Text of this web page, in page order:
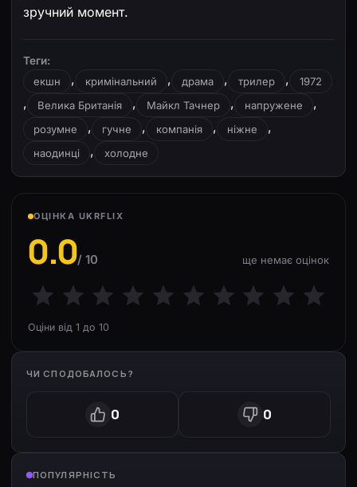
зручний момент.
Теги:
екшн
, кримінальний , драма , трилер , 1972
, Велика Британія , Майкл Тачнер , напружене ,
розумне , гучне , компанія , ніжне ,
наодинці , холодне
ОЦІНКА UKRFLIX
0.0/ 10 ще немає оцінок
Оціни від 1 до 10
ЧИ СПОДОБАЛОСЬ?
0 0
ПОПУЛЯРНІСТЬ